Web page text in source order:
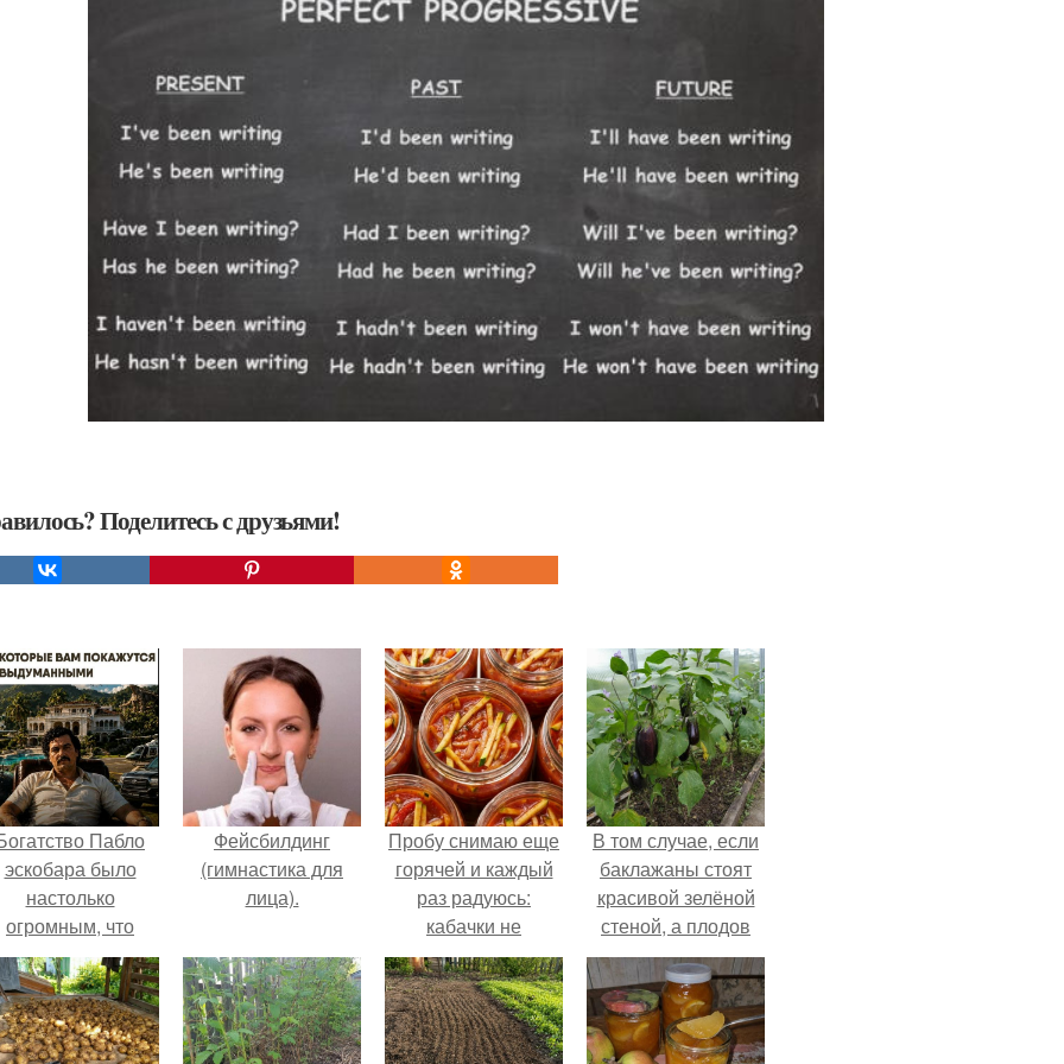
Поделитесь с друзьями!
Пабло
эскобара было
настолько
огромным, что
истории о
нём звучат как
вымысел.
Фейсбилдинг
(гимнастика для
лица).
Пробу снимаю еще
горячей и каждый
раз радуюсь:
кабачки не
развариваются, а
соус получается
густым и
пикантным.
В том случае, если
баклажаны стоят
красивой зелёной
стеной, а плодов
почти не видно -
радоваться тут
нечему.